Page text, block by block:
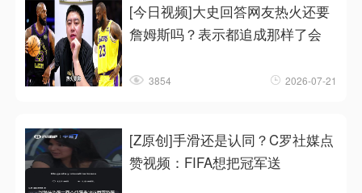
[今日视频]大史回答网友热火还要
詹姆斯吗？表示都追成那样了会
3854 2026-07-21
[Z原创]手滑还是认同？C罗社媒点
赞视频：FIFA想把冠军送